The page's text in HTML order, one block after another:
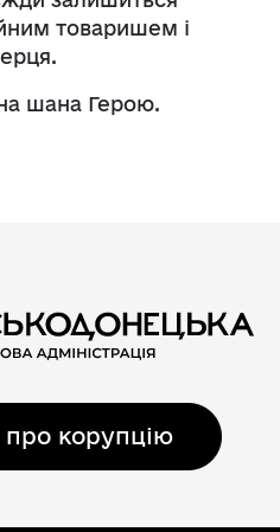
товаришем і
шана Герою.
про корупцію